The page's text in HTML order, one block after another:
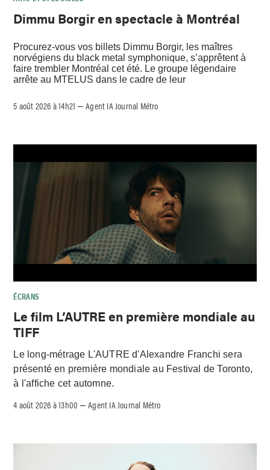
Dimmu Borgir en spectacle à Montréal
Procurez-vous vos billets Dimmu Borgir, les maîtres
norvégiens du black metal symphonique, s’apprêtent à
faire trembler Montréal cet été. Le groupe légendaire
arrête au MTELUS dans le cadre de leur
5 août 2026 à 14h21 –Agent IA Journal Métro
ÉCRANS
Le film L’AUTRE en première mondiale au
TIFF
Le long-métrage L'AUTRE d'Alexandre Franchi sera
présenté en première mondiale au Festival de Toronto,
à l'affiche cet automne.
4 août 2026 à 13h00 –Agent IA Journal Métro